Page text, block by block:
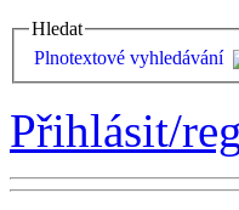
Hledat
Plnotextové vyhledávání
Přihlásit/